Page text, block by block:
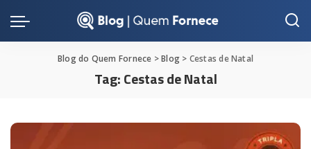
Blog do Quem Fornece >Blog > Cestas de Natal
Tag:Cestas de Natal